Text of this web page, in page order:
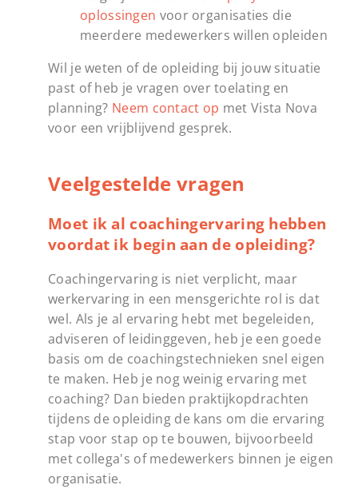
oplossingen voor organisaties die
meerdere medewerkers willen opleiden
Wil je weten of de opleiding bij jouw situatie
past of heb je vragen over toelating en
planning? Neem contact op met Vista Nova
voor een vrijblijvend gesprek.
Veelgestelde vragen
Moet ik al coachingervaring hebben
voordat ik begin aan de opleiding?
Coachingervaring is niet verplicht, maar
werkervaring in een mensgerichte rol is dat
wel. Als je al ervaring hebt met begeleiden,
adviseren of leidinggeven, heb je een goede
basis om de coachingstechnieken snel eigen
te maken. Heb je nog weinig ervaring met
coaching? Dan bieden praktijkopdrachten
tijdens de opleiding de kans om die ervaring
stap voor stap op te bouwen, bijvoorbeeld
met collega's of medewerkers binnen je eigen
organisatie.